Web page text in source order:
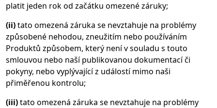
platit jeden rok od začátku omezené záruky;
(ii)tato omezená záruka se nevztahuje na problémy
způsobené nehodou, zneužitím nebo používáním
Produktů způsobem, který není v souladu s touto
smlouvou nebo naší publikovanou dokumentací či
pokyny, nebo vyplývající z událostí mimo naši
přiměřenou kontrolu;
(iii)tato omezená záruka se nevztahuje na problémy